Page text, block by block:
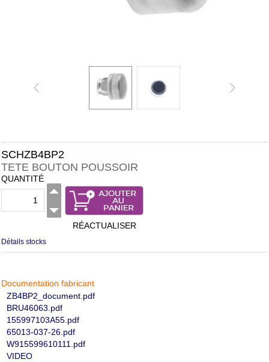
SCHZB4BP2
TETE BOUTON POUSSOIR
QUANTITÉ
RÉACTUALISER
Détails stocks
Documentation fabricant
ZB4BP2_document.pdf
BRU46063.pdf
155997103A55.pdf
65013-037-26.pdf
W915599610111.pdf
VIDEO